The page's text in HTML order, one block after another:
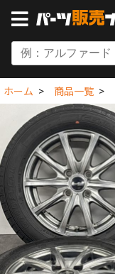
ホーム 商品一覧